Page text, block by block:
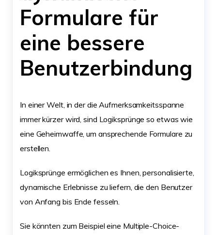
Formulare für
eine bessere
Benutzerbindung
In einer Welt, in der die Aufmerksamkeitsspanne
immer kürzer wird, sind Logiksprünge so etwas wie
eine Geheimwaffe, um ansprechende Formulare zu
erstellen.
Logiksprünge ermöglichen es Ihnen, personalisierte,
dynamische Erlebnisse zu liefern, die den Benutzer
von Anfang bis Ende fesseln.
Sie könnten zum Beispiel eine Multiple-Choice-